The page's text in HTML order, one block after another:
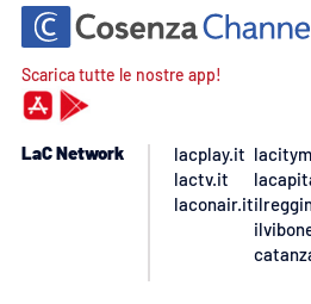
Scarica tutte le nostre app!
LaC Network
lacplay.it
lactv.it
laconair.it